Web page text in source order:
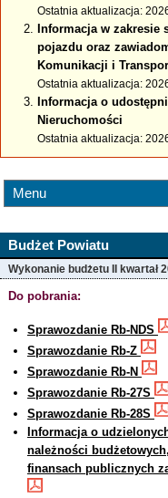
Ostatnia aktualizacja:
Informacja w zakresie
pojazdu oraz
Komunikacji i
Ostatnia aktualizacja:
Informacja o
Nieruchomości
Ostatnia aktualizacja:
Budżet Powiatu
Wykonanie budżetu II kwartał
Do pobrania:
Sprawozdanie Rb-NDS
Sprawozdanie Rb-Z
Sprawozdanie Rb-N
Sprawozdanie Rb-27S
Sprawozdanie Rb-28S
Informacja o
należności
finansach publicznych